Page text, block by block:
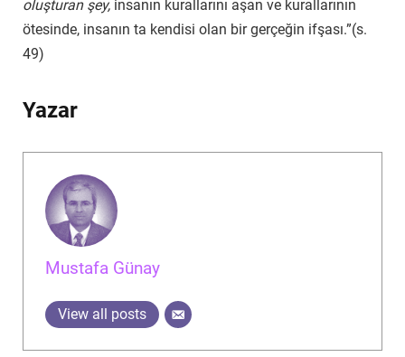
oluşturan şey, insanın kurallarını aşan ve kurallarının
ötesinde, insanın ta kendisi olan bir gerçeğin ifşası.”(s.
49)
Yazar
Mustafa Günay
View all posts